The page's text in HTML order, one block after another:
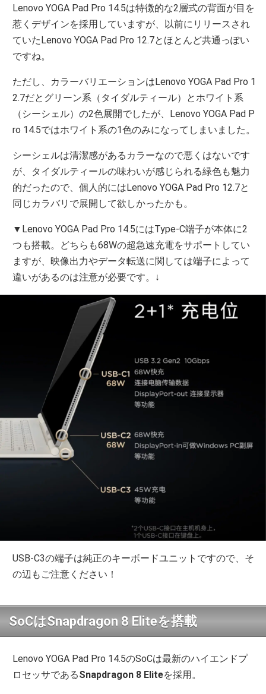
Lenovo YOGA Pad Pro 14.5は特徴的な2層式の背面が目を
惹くデザインを採用していますが、以前にリリースされ
ていたLenovo YOGA Pad Pro 12.7とほとんど共通っぽい
ですね。
ただし、カラーバリエーションはLenovo YOGA Pad Pro 1
2.7だとグリーン系（タイダルティール）とホワイト系
（シーシェル）の2色展開でしたが、Lenovo YOGA Pad P
ro 14.5ではホワイト系の1色のみになってしまいました。
シーシェルは清潔感があるカラーなので悪くはないです
が、タイダルティールの味わいが感じられる緑色も魅力
的だったので、個人的にはLenovo YOGA Pad Pro 12.7と
同じカラバリで展開して欲しかったかも。
▼Lenovo YOGA Pad Pro 14.5にはType-C端子が本体に2
つも搭載。どちらも68Wの超急速充電をサポートしてい
ますが、映像出力やデータ転送に関しては端子によって
違いがあるのは注意が必要です。↓
USB-C3の端子は純正のキーボードユニットですので、そ
の辺もご注意ください！
SoCはSnapdragon 8 Eliteを搭載
Lenovo YOGA Pad Pro 14.5のSoCは最新のハイエンドプ
ロセッサであるSnapdragon 8 Eliteを採用。